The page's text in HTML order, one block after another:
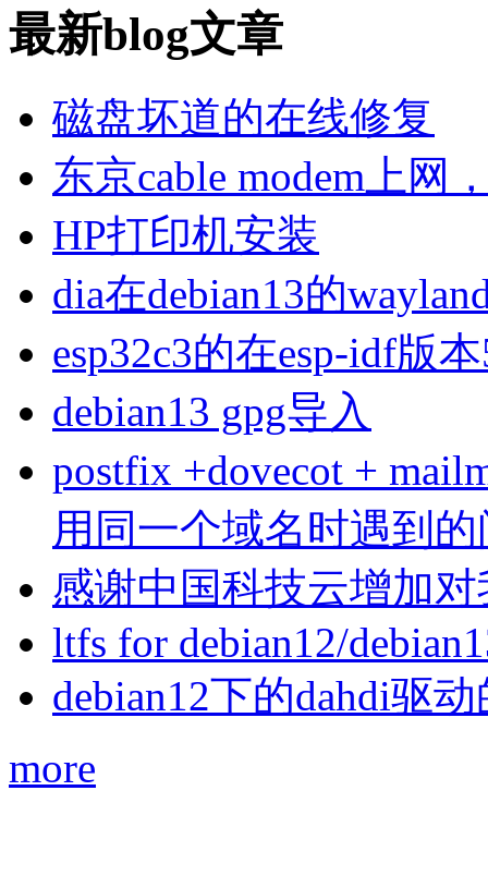
最新blog文章
磁盘坏道的在线修复
东京cable modem上网
HP打印机安装
dia在debian13的
esp32c3的在esp-idf版
debian13 gpg导入
postfix +dovecot +
用同一个域名时遇到
感谢中国科技云增加
ltfs for debian12/
debian12下的dahdi驱动
more